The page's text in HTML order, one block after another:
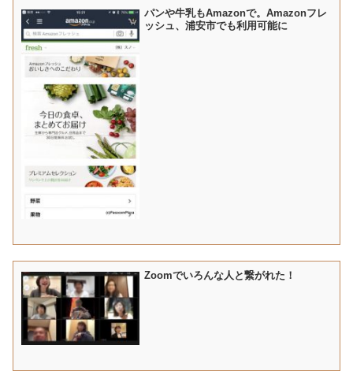
パンや牛乳もAmazonで。Amazonフレ
ッシュ、浦安市でも利用可能に
Zoomでいろんな人と繋がれた！